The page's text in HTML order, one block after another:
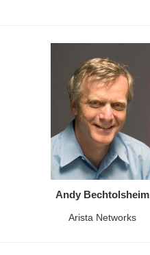
Andy Bechtolsheim
Arista Networks